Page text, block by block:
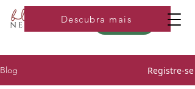
Loja
Descubra mais
Blog Registre-se